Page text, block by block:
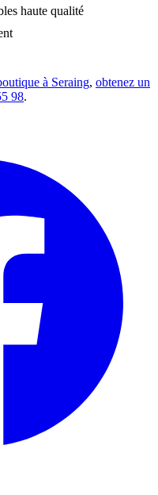
haute qualité
à Seraing, obtenez un
98.